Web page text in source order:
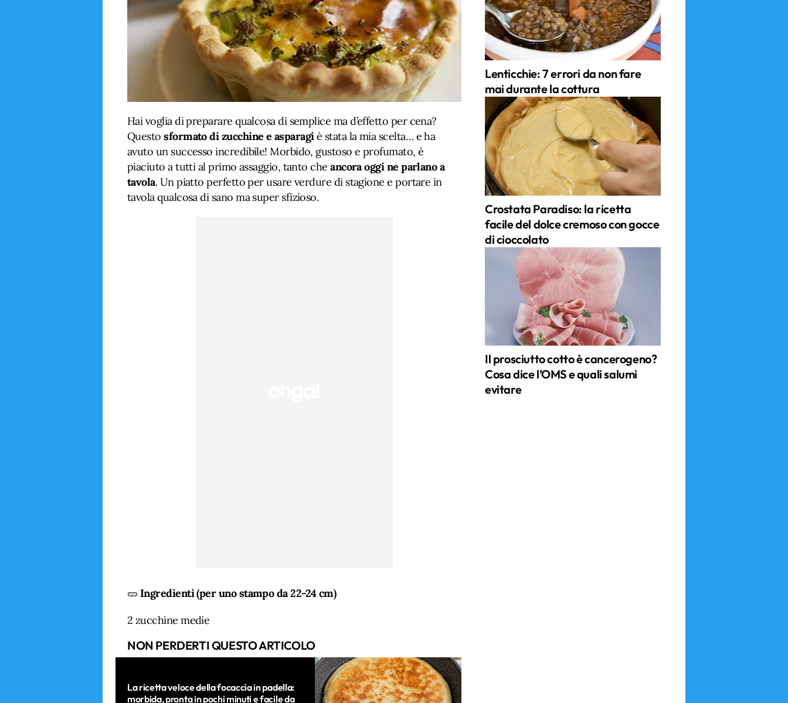
Hai voglia di preparare qualcosa di semplice ma d’effetto per cena?
Questosformato di zucchine e asparagiè stata la mia scelta… e ha
avuto un successo incredibile! Morbido, gustoso e profumato, è
piaciuto a tutti al primo assaggio, tanto cheancora oggi ne parlano a
tavola. Un piatto perfetto per usare verdure di stagione e portare in
tavola qualcosa di sano ma super sfizioso.
🥒 Ingredienti (per uno stampo da 22-24 cm)
2 zucchine medie
NON PERDERTI QUESTO ARTICOLO
La ricetta veloce della focaccia in padella:
morbida, pronta in pochi minuti e facile da
Lenticchie: 7 errori da non fare
mai durante la cottura
Crostata Paradiso: la ricetta
facile del dolce cremoso con gocce
di cioccolato
Il prosciutto cotto è cancerogeno?
Cosa dice l’OMS e quali salumi
evitare